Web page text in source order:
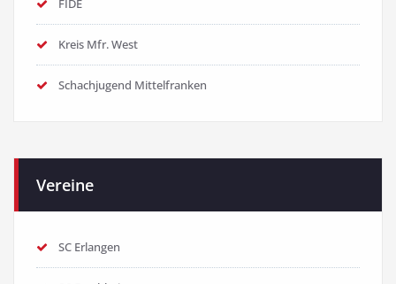
FIDE
Kreis Mfr. West
Schachjugend Mittelfranken
Vereine
SC Erlangen